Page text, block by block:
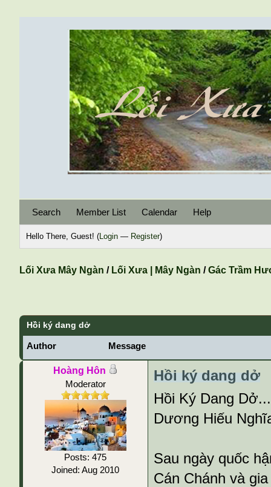
Search Member List Calendar Help
Hello There, Guest! (Login — Register)
Lối Xưa Mây Ngàn / Lối Xưa | Mây Ngàn /Gác Trầm
Hồi ký dang dở
Author Message
Hoàng Hôn
Moderator
Posts: 475
Joined: Aug 2010
Hồi ký dang dở
Hồi Ký Dang Dở...
Dương Hiếu
Sau ngày quốc
Cán Chánh và